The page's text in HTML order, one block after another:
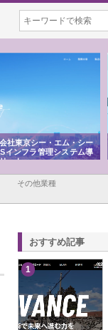
社東京シー・エム・シー
インフラ管理システム導
ット
その他業種
おすすめ記事
1